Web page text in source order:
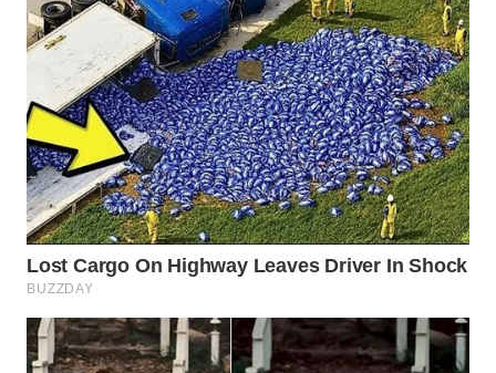
TAPANULI
UTARA
WN
SAMOSIR
WN
PADANG
LAWAS
WN
WN